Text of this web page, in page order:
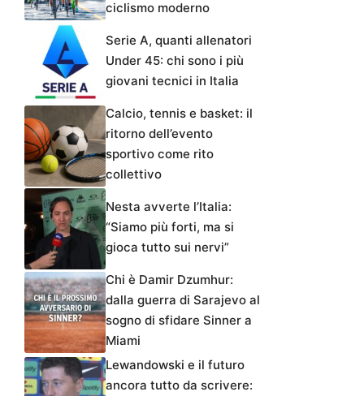
ciclismo moderno
Serie A, quanti allenatori
Under 45: chi sono i più
giovani tecnici in Italia
Calcio, tennis e basket: il
ritorno dell’evento
sportivo come rito
collettivo
Nesta avverte l’Italia:
“Siamo più forti, ma si
gioca tutto sui nervi”
Chi è Damir Dzumhur:
dalla guerra di Sarajevo al
sogno di sfidare Sinner a
Miami
Lewandowski e il futuro
ancora tutto da scrivere: